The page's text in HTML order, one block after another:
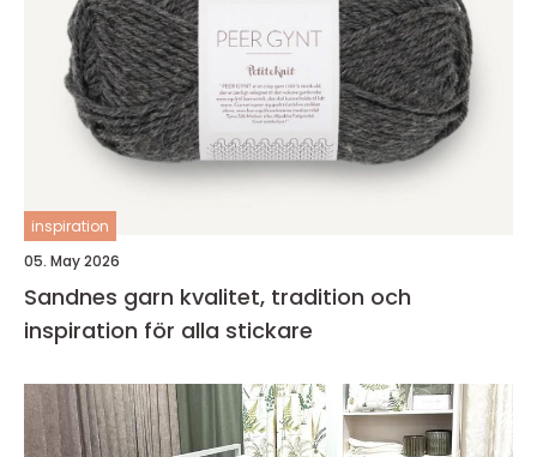
inspiration
05. May 2026
Sandnes garn kvalitet, tradition och
inspiration för alla stickare